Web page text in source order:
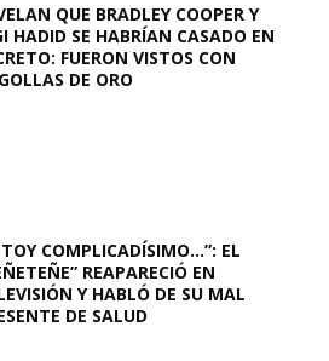
QUE BRADLEY COOPER Y
HADID SE HABRÍAN CASADO EN
FUERON VISTOS CON
DE ORO
COMPLICADÍSIMO…”: EL
REAPARECIÓ EN
Y HABLÓ DE SU MAL
DE SALUD